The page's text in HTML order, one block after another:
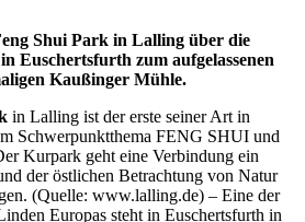
Shui Park in Lalling über die
Euschertsfurth zum aufgelassenen
Kaußinger Mühle.
in Lalling ist der erste seiner Art in
Schwerpunktthema FENG SHUI und
Kurpark geht eine Verbindung ein
der östlichen Betrachtung von Natur
(Quelle: www.lalling.de) – Eine der
Europas steht in Euschertsfurth in